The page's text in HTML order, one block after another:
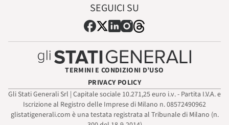
SEGUICI SU
TERMINI E CONDIZIONI D’USO
PRIVACY POLICY
Gli Stati Generali Srl | Capitale sociale 10.271,25 euro i.v. - Partita I.V.A. e
Iscrizione al Registro delle Imprese di Milano n. 08572490962
glistatigenerali.com è una testata registrata al Tribunale di Milano (n.